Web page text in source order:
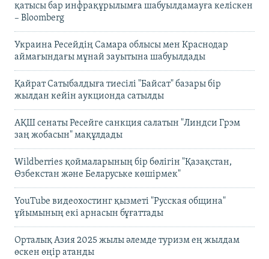
қатысы бар инфрақұрылымға шабуылдамауға келіскен
– Bloomberg
Украина Ресейдің Самара облысы мен Краснодар
аймағындағы мұнай зауытына шабуылдады
Қайрат Сатыбалдыға тиесілі "Байсат" базары бір
жылдан кейін аукционда сатылды
АҚШ сенаты Ресейге санкция салатын "Линдси Грэм
заң жобасын" мақұлдады
Wildberries қоймаларының бір бөлігін "Қазақстан,
Өзбекстан және Беларуське көшірмек"
YouTube видеохостинг қызметі "Русская община"
ұйымының екі арнасын бұғаттады
Орталық Азия 2025 жылы әлемде туризм ең жылдам
өскен өңір атанды